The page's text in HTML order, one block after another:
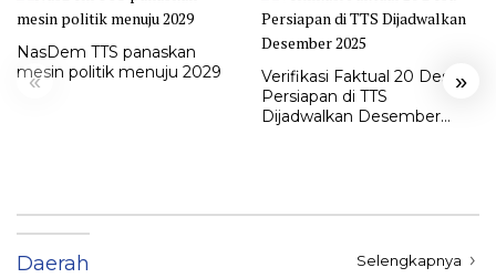
« »
NasDem TTS panaskan
mesin politik menuju 2029
Verifikasi Faktual 20 Desa
Persiapan di TTS
Dijadwalkan Desember
Daerah Selengkapnya